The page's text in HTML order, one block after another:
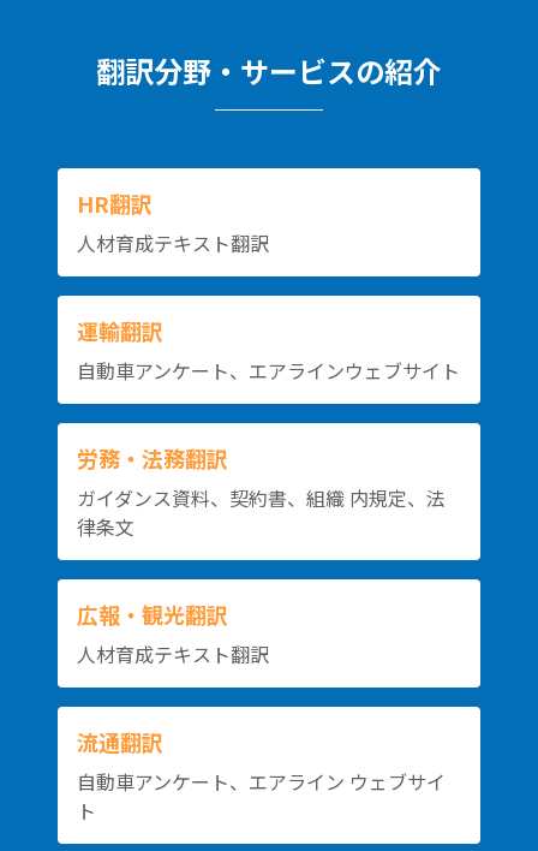
翻訳分野・サービスの紹介
HR翻訳
人材育成テキスト翻訳
運輸翻訳
自動車アンケート、エアラインウェブサイト
労務・法務翻訳
ガイダンス資料、契約書、組織 内規定、法
律条文
広報・観光翻訳
人材育成テキスト翻訳
流通翻訳
自動車アンケート、エアライン ウェブサイ
ト